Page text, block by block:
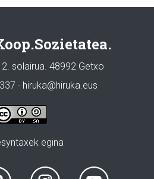
solairua. 48992 Getxo
· hiruka@hiruka.eus
egina